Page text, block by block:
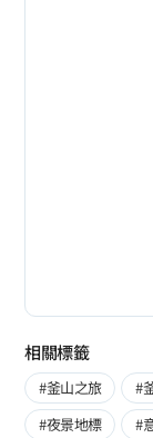
相關標籤
#釜山之旅 #
#夜景地標
#